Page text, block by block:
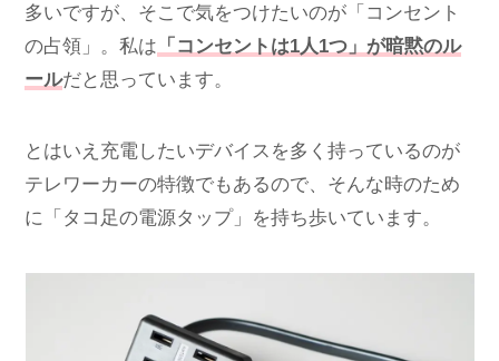
多いですが、そこで気をつけたいのが「コンセント
の占領」。私は 「コンセントは1人1つ」が暗黙のル
ールだと思っています。
とはいえ充電したいデバイスを多く持っているのが
テレワーカーの特徴でもあるので、そんな時のため
に「タコ足の電源タップ」を持ち歩いています。